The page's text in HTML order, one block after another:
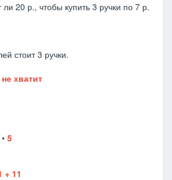
ли 20 р., чтобы купить 3 ручки по 7 р.
стоит 3 ручки.
хватит
• 5
+ 11